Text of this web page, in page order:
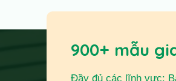
900+ mẫu
Đầy đủ các lĩnh vực: